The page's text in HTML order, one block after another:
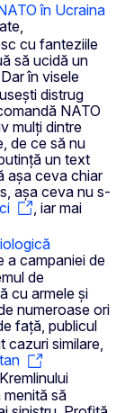
în Ucraina
cu fanteziile
să ucidă un
în visele
distrug
NATO
mulți dintre
de ce să nu
un text
așa ceva chiar
așa ceva nu s-
, iar mai
a campaniei de
de
cu armele și
numeroase ori
față, publicul
cazuri similare,
să